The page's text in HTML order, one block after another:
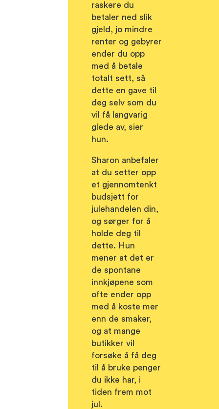
raskere du
betaler ned slik
gjeld, jo mindre
renter og gebyrer
ender du opp
med å betale
totalt sett, så
dette en gave til
deg selv som du
vil få langvarig
glede av, sier
hun.
Sharon anbefaler
at du setter opp
et gjennomtenkt
budsjett for
julehandelen din,
og sørger for å
holde deg til
dette. Hun
mener at det er
de spontane
innkjøpene som
ofte ender opp
med å koste mer
enn de smaker,
og at mange
butikker vil
forsøke å få deg
til å bruke penger
du ikke har, i
tiden frem mot
jul.